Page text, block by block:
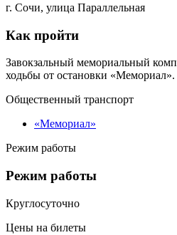
г. Сочи, улица Параллельная
Как пройти
Завокзальный мемориальный
ходьбы от остановки «Мемориал».
Общественный транспорт
«Мемориал»
Режим работы
Режим работы
Круглосуточно
Цены на билеты